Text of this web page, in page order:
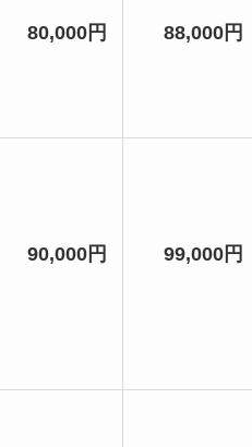
80,000円 88,000円
90,000円 99,000円